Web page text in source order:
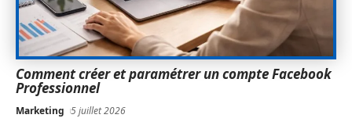
Comment créer et paramétrer un compte Facebook
Professionnel
Marketing 5 juillet 2026